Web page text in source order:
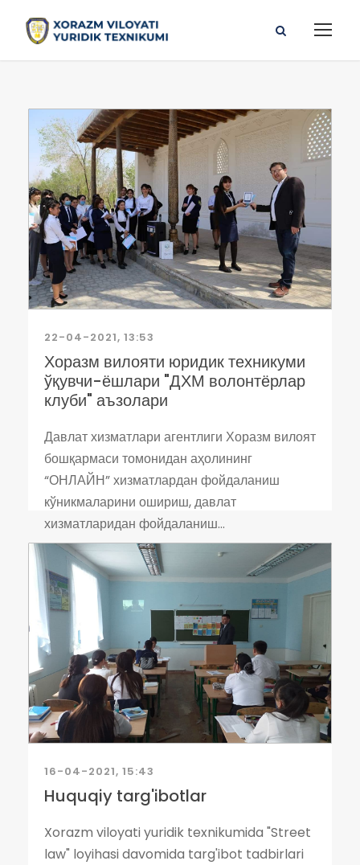
22-04-2021, 13:53
Хоразм вилояти юридик техникуми
ўқувчи-ёшлари "ДХМ волонтёрлар
клуби" аъзолари
Давлат хизматлари агентлиги Хоразм вилоят
бошқармаси томонидан аҳолининг
“ОНЛАЙН” хизматлардан фойдаланиш
кўникмаларини ошириш, давлат
хизматларидан фойдаланиш...
16-04-2021, 15:43
Huquqiy targ'ibotlar
Xorazm viloyati yuridik texnikumida "Street
law" loyihasi davomida targ'ibot tadbirlari